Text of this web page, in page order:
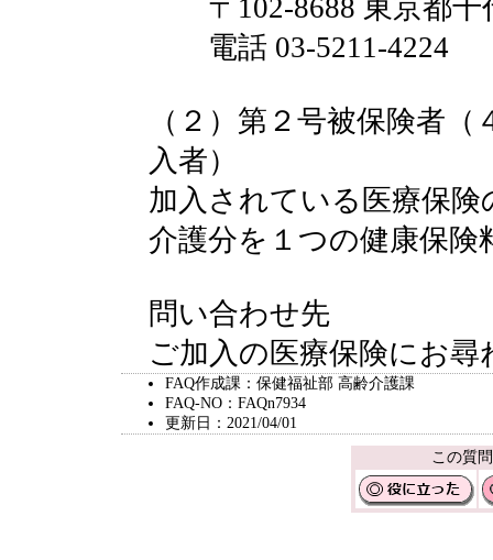
〒102-8688 東京都千
電話 03-5211-4224
（２）第２号被保険者
入者）
加入されている医療保
介護分を１つの健康保
問い合わせ先
ご加入の医療保険にお尋
FAQ作成課：保健福祉部 高齢介護課
FAQ-NO：FAQn7934
更新日：2021/04/01
この質